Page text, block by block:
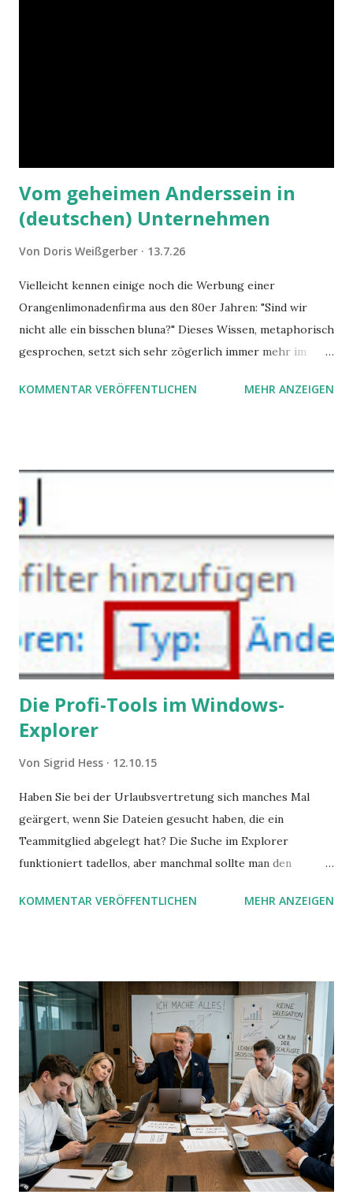
Vom geheimen Anderssein in
(deutschen) Unternehmen
Von Doris Weißgerber 13.7.26
Vielleicht kennen einige noch die Werbung einer
Orangenlimonadenfirma aus den 80er Jahren: "Sind wir
nicht alle ein bisschen bluna?" Dieses Wissen, metaphorisch
gesprochen, setzt sich sehr zögerlich immer mehr im
gleich. Im Arbeitskontext kann es zu nicht verstandenen
Angstzuständen ihrer Mitglieder. Dafür könnte es Gründe
geben, die weitgehend noch im Dunkeln zu liegen scheinen.
KOMMENTAR VERÖFFENTLICHEN MEHR ANZEIGEN
Die Profi-Tools im Windows-
Explorer
Von Sigrid Hess 12.10.15
Haben Sie bei der Urlaubsvertretung sich manches Mal
geärgert, wenn Sie Dateien gesucht haben, die ein
Teammitglied abgelegt hat? Die Suche im Explorer
funktioniert tadellos, aber manchmal sollte man den
mit UND oder ODER oder NICHT... Das geht so einfach,
KOMMENTAR VERÖFFENTLICHEN MEHR ANZEIGEN